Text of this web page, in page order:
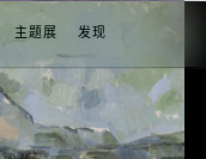
主题展 发现